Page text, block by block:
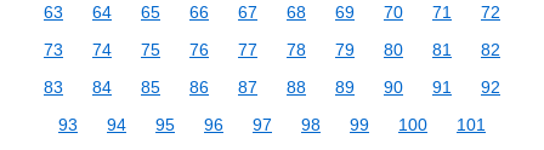
63
64 65 66 67 68 69 70 71
72
73
74 75 76 77 78 79 80 81
82
83
84 85 86 87 88 89 90 91
92
93
94 95 96 97 98 99 100
101